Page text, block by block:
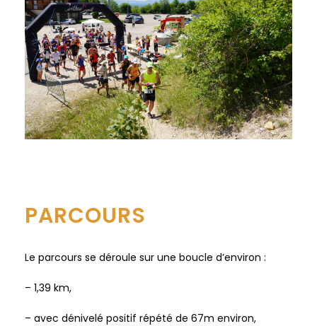
PARCOURS
Le parcours se déroule sur une boucle d’environ :
– 1,39 km,
– avec dénivelé positif répété de 67m environ,